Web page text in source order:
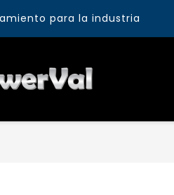
para la industria